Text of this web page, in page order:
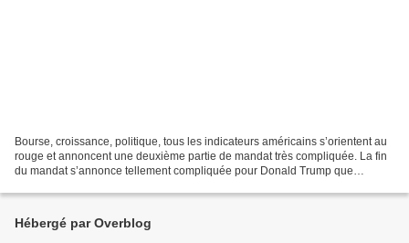
Bourse, croissance, politique, tous les indicateurs américains s’orientent au
rouge et annoncent une deuxième partie de mandat très compliquée. La fin
du mandat s’annonce tellement compliquée pour Donald Trump que
Hébergé par Overblog